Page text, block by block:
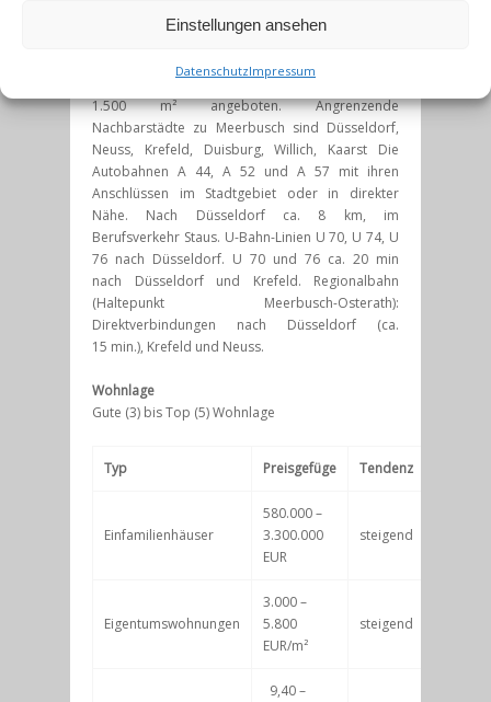
Einstellungen ansehen
DatenschutzImpressum
Loh“, wo sich vorwiegend Unternehmen
des produzierenden und verarbeitenden
Grundstücke ab einer Grundstücksgröße von
1.500 m² angeboten. Angrenzende
Nachbarstädte zu Meerbusch sind Düsseldorf,
Neuss, Krefeld, Duisburg, Willich, Kaarst Die
Autobahnen A 44, A 52 und A 57 mit ihren
Anschlüssen im Stadtgebiet oder in direkter
Nähe. Nach Düsseldorf ca. 8 km, im
Berufsverkehr Staus. U-Bahn-Linien U 70, U 74, U
76 nach Düsseldorf. U 70 und 76 ca. 20 min
nach Düsseldorf und Krefeld. Regionalbahn
(Haltepunkt Meerbusch-Osterath):
Direktverbindungen nach Düsseldorf (ca.
15 min.), Krefeld und Neuss.
Wohnlage
Gute (3) bis Top (5) Wohnlage
Typ Preisgefüge Tendenz
Einfamilienhäuser
580.000 –
3.300.000
EUR
steigend
Eigentumswohnungen
3.000 –
5.800
EUR/m²
steigend
9,40 –